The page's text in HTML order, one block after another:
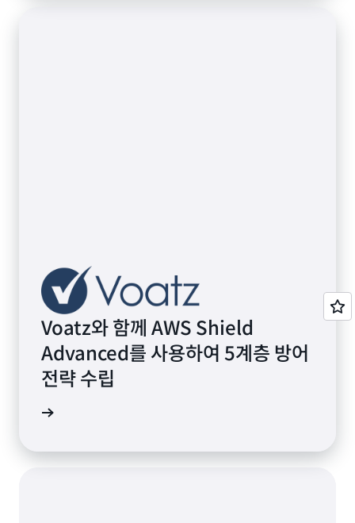
Voatz와 함께 AWS Shield
Advanced를 사용하여 5계층 방어
전략 수립